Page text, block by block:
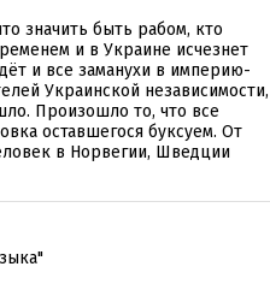
значить быть рабом, кто
и в Украине исчезнет
и все заманухи в империю-
Украинской независимости,
Произошло то, что все
оставшегося буксуем. От
в Норвегии, Шведции